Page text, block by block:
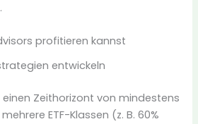
profitieren kannst
entwickeln
einen Zeithorizont von mindestens
ETF-Klassen (z. B. 60%